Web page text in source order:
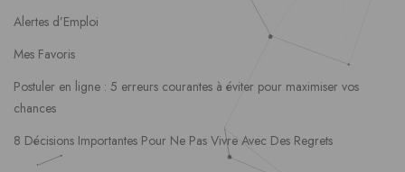
Alertes d’Emploi
Mes Favoris
Postuler en ligne : 5 erreurs courantes à éviter pour maximiser vos
chances
8 Décisions Importantes Pour Ne Pas Vivre Avec Des Regrets